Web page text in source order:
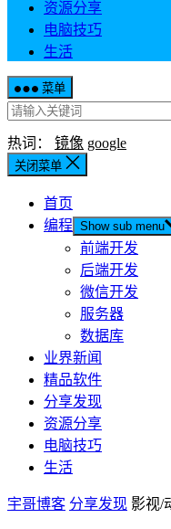
资源分享
电脑技巧
生活
菜单
热词： 镜像 google
关闭菜单
首页
编程 Show sub menu
前端开发
后端开发
微信开发
服务器
数据库
业界新闻
精品软件
分享发现
资源分享
电脑技巧
生活
宇哥博客 分享发现 影视/